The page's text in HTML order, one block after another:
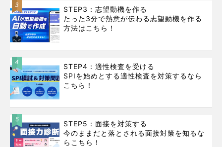
3
STEP3：志望動機を作る
たった3分で熱意が伝わる志望動機を作る
方法はこちら！
4
STEP4：適性検査を受ける
SPIを始めとする適性検査を対策するなら
こちら！
5
STEP5：面接を対策する
今のままだと落とされる面接対策を知るな
らこちら！